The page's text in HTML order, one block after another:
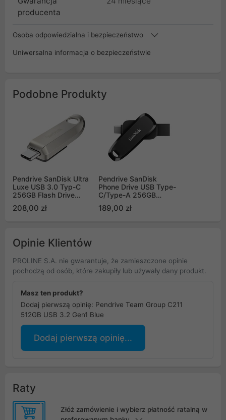
producenta
Osoba odpowiedzialna i bezpieczeństwo
Uniwersalna informacja o bezpieczeństwie
Podobne Produkty
Pendrive SanDisk Ultra
Luxe USB 3.0 Typ-C
256GB Flash Drive
256G-G46)
208,00 zł
Pendrive SanDisk
Phone Drive USB Type-
C/Type-A 256GB
189,00 zł
Opinie Klientów
PROLINE S.A. nie gwarantuje, że zamieszczone opinie
pochodzą od osób, które zakupiły lub używały dany produkt.
Masz ten produkt?
Dodaj pierwszą opinię: Pendrive Team Group C211
512GB USB 3.2 Gen1 Blue
Dodaj pierwszą opinię...
Raty
Złóż zamówienie i wybierz płatność ratalną w